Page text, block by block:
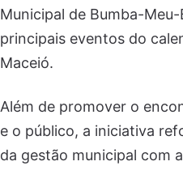
Municipal de Bumba-
principais eventos do
Maceió.
Além de promover o
e o público, a iniciativa
da gestão municipal com